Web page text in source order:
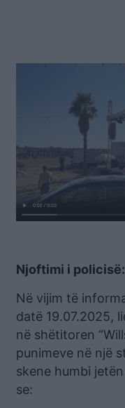
Njoftimi i policisë:
Në vijim të
datë 19.07.2025,
në shëtitoren
punimeve në një
skene humbi
se: